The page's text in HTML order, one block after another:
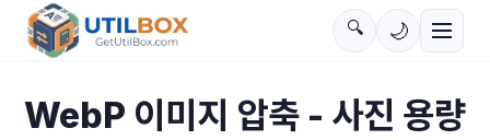
🔍 🌙
WebP 이미지 압축 - 사진 용량